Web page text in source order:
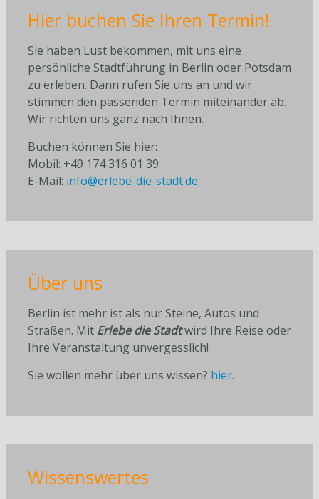
Hier buchen Sie Ihren Termin!
Sie haben Lust bekommen, mit uns eine
persönliche Stadtführung in Berlin oder Potsdam
zu erleben. Dann rufen Sie uns an und wir
stimmen den passenden Termin miteinander ab.
Wir richten uns ganz nach Ihnen.
Buchen können Sie hier:
Mobil: +49 174 316 01 39
E-Mail: info@erlebe-die-stadt.de
Über uns
Berlin ist mehr ist als nur Steine, Autos und
Straßen. Mit Erlebe die Stadtwird Ihre Reise oder
Ihre Veranstaltung unvergesslich!
Sie wollen mehr über uns wissen? hier.
Wissenswertes